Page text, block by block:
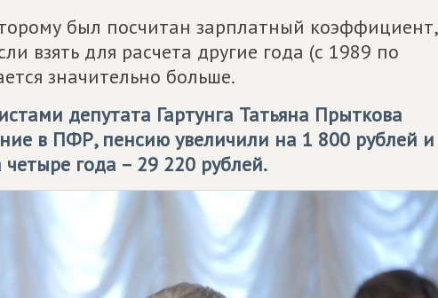
был посчитан зарплатный коэффициент,
взять для расчета другие года (с 1989 по
значительно больше.
депутата Гартунга Татьяна Прыткова
в ПФР, пенсию увеличили на 1 800 рублей и
года – 29 220 рублей.